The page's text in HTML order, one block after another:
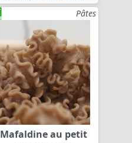
Pâtes
Mafaldine au petit